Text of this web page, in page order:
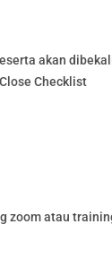
akan
Checklist
zoom atau